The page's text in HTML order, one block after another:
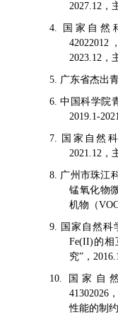
2027.12，
4. 国家自然
2023.12，
5. 广东省杰出
6. 中国科学院
2019.1-
7. 国家自然
2021.12，
8. 广州市珠江
锰氧化物
机物（
9. 国家自然科
Fe(II)的
究”，
10. 国家自
41302026
性能的制约